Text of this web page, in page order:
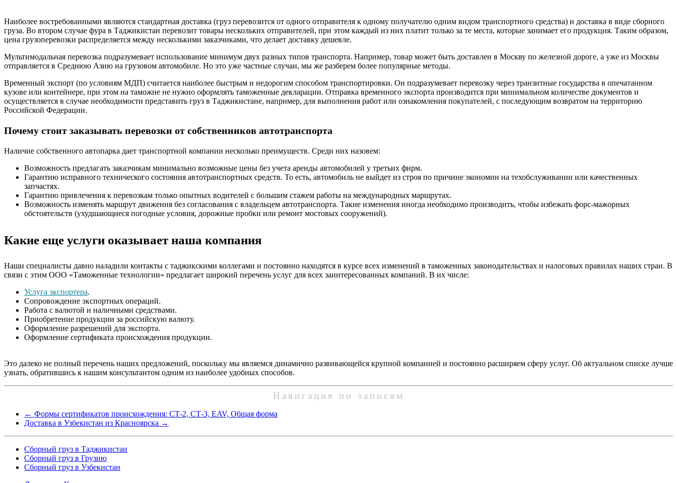
Наиболее востребованными являются стандартная доставка (груз перевозится от одного отправителя к одному получателю одним видом транспортного средства) и доставка в виде сборного
груза. Во втором случае фура в Таджикистан перевозит товары нескольких отправителей, при этом каждый из них платит только за те места, которые занимает его продукция. Таким образом,
цена грузоперевозки распределяется между несколькими заказчиками, что делает доставку дешевле.
Мультимодальная перевозка подразумевает использование минимум двух разных типов транспорта. Например, товар может быть доставлен в Москву по железной дороге, а уже из Москвы
отправляется в Среднюю Азию на грузовом автомобиле. Но это уже частные случаи, мы же разберем более популярные методы.
Временный экспорт (по условиям МДП) считается наиболее быстрым и недорогим способом транспортировки. Он подразумевает перевозку через транзитные государства в опечатанном
кузове или контейнере, при этом на таможне не нужно оформлять таможенные декларации. Отправка временного экспорта производится при минимальном количестве документов и
осуществляется в случае необходимости представить груз в Таджикистане, например, для выполнения работ или ознакомления покупателей, с последующим возвратом на территорию
Российской Федерации.
Почему стоит заказывать перевозки от собственников автотранспорта
Наличие собственного автопарка дает транспортной компании несколько преимуществ. Среди них назовем:
Возможность предлагать заказчикам минимально возможные цены без учета аренды автомобилей у третьих фирм.
Гарантию исправного технического состояния автотранспортных средств. То есть, автомобиль не выйдет из строя по причине экономии на техобслуживании или качественных
запчастях.
Гарантию привлечения к перевозкам только опытных водителей с большим стажем работы на международных маршрутах.
Возможность изменять маршрут движения без согласования с владельцем автотранспорта. Такие изменения иногда необходимо производить, чтобы избежать форс-мажорных
обстоятельств (ухудшающиеся погодные условия, дорожные пробки или ремонт мостовых сооружений).
Какие еще услуги оказывает наша компания
Наши специалисты давно наладили контакты с таджикскими коллегами и постоянно находятся в курсе всех изменений в таможенных законодательствах и налоговых правилах наших стран. В
связи с этим ООО «Таможенные технологии» предлагает широкий перечень услуг для всех заинтересованных компаний. В их числе:
Услуга экспортера.
Сопровождение экспортных операций.
Работа с валютой и наличными средствами.
Приобретение продукции за российскую валюту.
Оформление разрешений для экспорта.
Оформление сертификата происхождения продукции.
Это далеко не полный перечень наших предложений, поскольку мы являемся динамично развивающейся крупной компанией и постоянно расширяем сферу услуг. Об актуальном списке лучше
узнать, обратившись к нашим консультантом одним из наиболее удобных способов.
Навигация по записям
← Формы сертификатов происхождения: СТ-2, СТ-3, EAV, Общая форма
Доставка в Узбекистан из Красноярска →
Сборный груз в Таджикистан
Сборный груз в Грузию
Сборный груз в Узбекистан